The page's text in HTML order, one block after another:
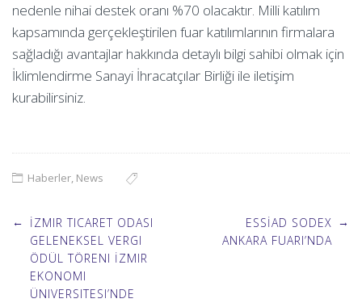
nedenle nihai destek oranı %70 olacaktır. Milli katılım
kapsamında gerçekleştirilen fuar katılımlarının firmalara
sağladığı avantajlar hakkında detaylı bilgi sahibi olmak için
İklimlendirme Sanayi İhracatçılar Birliği ile iletişim
kurabilirsiniz.
Haberler, News
Post
navigation
← İZMIR TICARET ODASI
GELENEKSEL VERGI
ÖDÜL TÖRENI İZMIR
EKONOMI
ÜNIVERSITESI’NDE
ESSİAD SODEX
ANKARA FUARI’NDA
→